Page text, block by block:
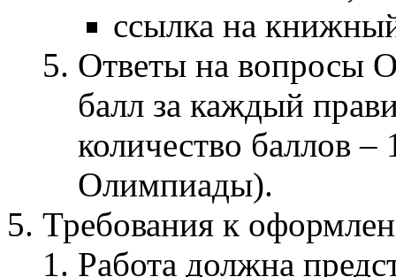
ссылка на
Ответы на вопросы
балл за каждый
количество баллов –
Олимпиады).
Требования к
Работа должна